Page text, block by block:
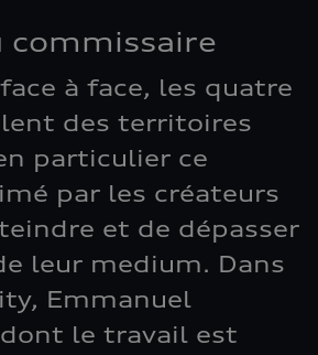
commissaire
à face, les quatre
des territoires
particulier ce
par les créateurs
et de dépasser
leur medium. Dans
Emmanuel
le travail est